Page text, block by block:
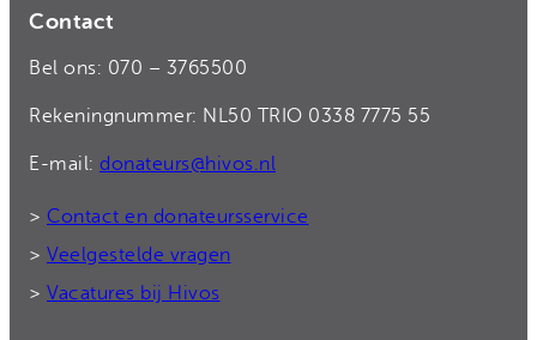
Contact
Bel ons: 070 – 3765500
Rekeningnummer: NL50 TRIO 0338 7775 55
E-mail: donateurs@hivos.nl
> Contact en donateursservice
> Veelgestelde vragen
> Vacatures bij Hivos